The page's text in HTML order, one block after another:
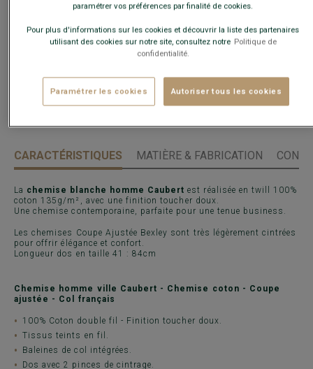
Voir la disponibilité en magasin
Livré en 24h ouvrées avec Chronopost Express
(commandez avant 14h)
30 jours pour changer d'avis !
CARACTÉRISTIQUES MATIÈRE & FABRICATION
La chemise blanche homme Caubert est réalisée en twill 100%
coton 135g/m², avec une finition toucher doux.
Une chemise contemporaine, parfaite pour une tenue business.
Les chemises Coupe Ajustée Bexley sont très légèrement cintrées
pour offrir élégance et confort.
Longueur dos en taille 41 : 84cm
Chemise homme ville Caubert - Chemise coton - Coupe
ajustée - Col français
100% Coton double fil - Finition toucher doux.
Tissus teints en fil.
Baleines de col intégrées.
Dos avec 2 pinces de cintrage.
paramétrer vos préférences par finalité de cookies.
Pour plus d'informations sur les cookies et découvrir la liste des partenaires
utilisant des cookies sur notre site, consultez notre Politique de
confidentialité.
Paramétrer les cookies Autoriser tous les cookies